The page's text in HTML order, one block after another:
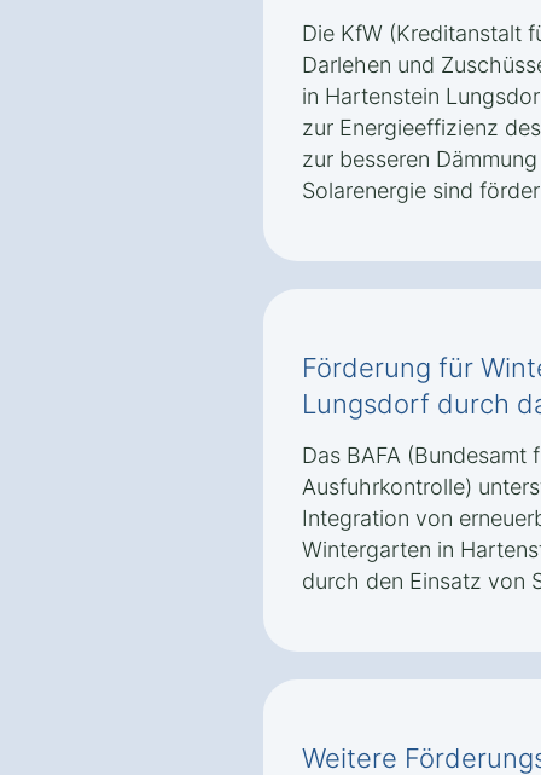
Die KfW (Kreditanstalt
Darlehen und
in Hartenstein
zur Energieeffizienz
zur besseren
Solarenergie sind
Förderung für
Lungsdorf durch
Das BAFA (Bundesamt
Ausfuhrkontrolle)
Integration von
Wintergarten in
durch den Einsatz von
Weitere